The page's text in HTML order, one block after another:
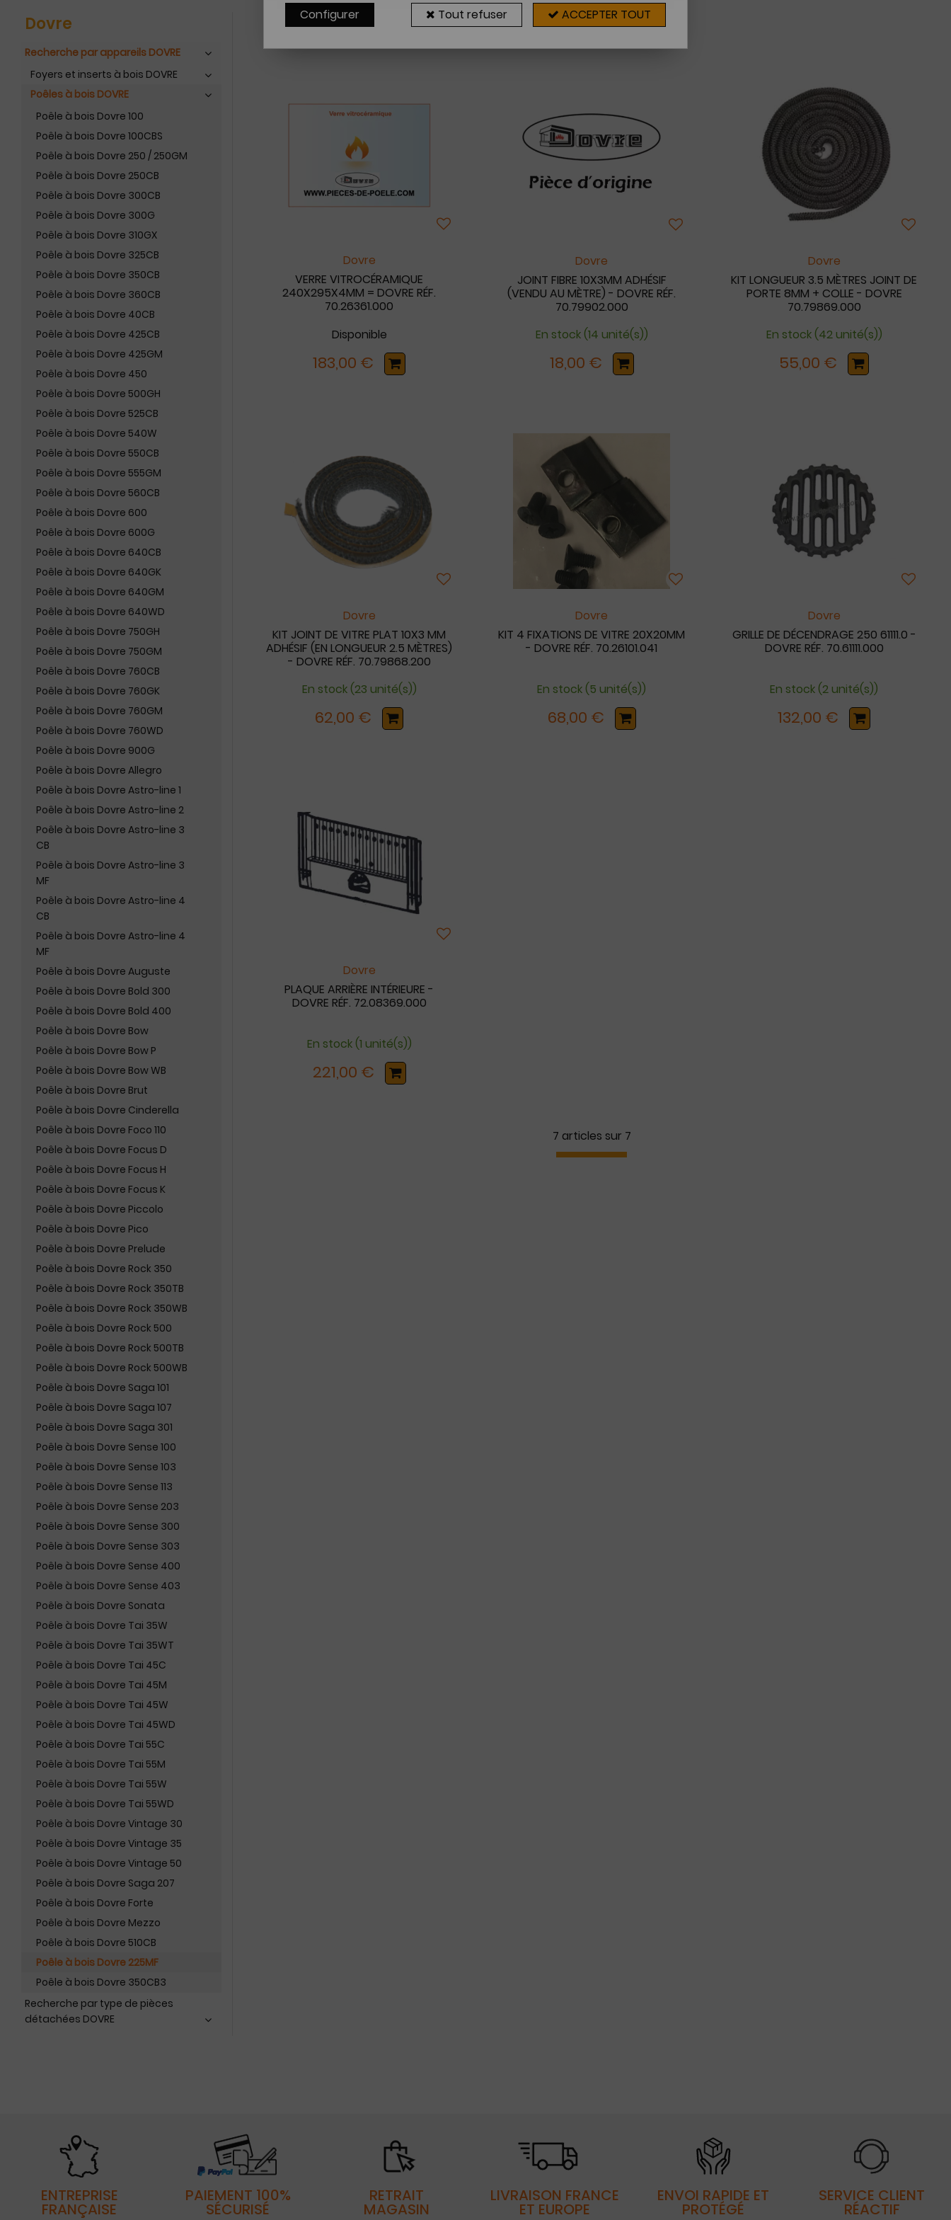
Dovre
Recherche par appareils DOVRE
Foyers et inserts à bois DOVRE
Poêles à bois DOVRE
Poêle à bois Dovre 100
Poêle à bois Dovre 100CBS
Poêle à bois Dovre 250 / 250GM
Poêle à bois Dovre 250CB
Poêle à bois Dovre 300CB
Poêle à bois Dovre 300G
Poêle à bois Dovre 310GX
Poêle à bois Dovre 325CB
Poêle à bois Dovre 350CB
Poêle à bois Dovre 360CB
Poêle à bois Dovre 40CB
Poêle à bois Dovre 425CB
Poêle à bois Dovre 425GM
Poêle à bois Dovre 450
Poêle à bois Dovre 500GH
Poêle à bois Dovre 525CB
Poêle à bois Dovre 540W
Poêle à bois Dovre 550CB
Poêle à bois Dovre 555GM
Poêle à bois Dovre 560CB
Poêle à bois Dovre 600
Poêle à bois Dovre 600G
Poêle à bois Dovre 640CB
Poêle à bois Dovre 640GK
Poêle à bois Dovre 640GM
Poêle à bois Dovre 640WD
Poêle à bois Dovre 750GH
Poêle à bois Dovre 750GM
Poêle à bois Dovre 760CB
Poêle à bois Dovre 760GK
Poêle à bois Dovre 760GM
Poêle à bois Dovre 760WD
Poêle à bois Dovre 900G
Poêle à bois Dovre Allegro
Poêle à bois Dovre Astro-line 1
Poêle à bois Dovre Astro-line 2
Poêle à bois Dovre Astro-line 3
CB
Poêle à bois Dovre Astro-line 3
MF
Poêle à bois Dovre Astro-line 4
CB
Poêle à bois Dovre Astro-line 4
MF
Poêle à bois Dovre Auguste
Poêle à bois Dovre Bold 300
Poêle à bois Dovre Bold 400
Poêle à bois Dovre Bow
Poêle à bois Dovre Bow P
Poêle à bois Dovre Bow WB
Poêle à bois Dovre Brut
Poêle à bois Dovre Cinderella
Poêle à bois Dovre Foco 110
Poêle à bois Dovre Focus D
Poêle à bois Dovre Focus H
Poêle à bois Dovre Focus K
Poêle à bois Dovre Piccolo
Poêle à bois Dovre Pico
Poêle à bois Dovre Prelude
Poêle à bois Dovre Rock 350
Poêle à bois Dovre Rock 350TB
Poêle à bois Dovre Rock 350WB
Poêle à bois Dovre Rock 500
Poêle à bois Dovre Rock 500TB
Poêle à bois Dovre Rock 500WB
Poêle à bois Dovre Saga 101
Poêle à bois Dovre Saga 107
Poêle à bois Dovre Saga 301
Poêle à bois Dovre Sense 100
Poêle à bois Dovre Sense 103
Poêle à bois Dovre Sense 113
Poêle à bois Dovre Sense 203
Poêle à bois Dovre Sense 300
Poêle à bois Dovre Sense 303
Poêle à bois Dovre Sense 400
Poêle à bois Dovre Sense 403
Poêle à bois Dovre Sonata
Poêle à bois Dovre Tai 35W
Poêle à bois Dovre Tai 35WT
Poêle à bois Dovre Tai 45C
Poêle à bois Dovre Tai 45M
Poêle à bois Dovre Tai 45W
Poêle à bois Dovre Tai 45WD
Poêle à bois Dovre Tai 55C
Poêle à bois Dovre Tai 55M
Poêle à bois Dovre Tai 55W
Poêle à bois Dovre Tai 55WD
Poêle à bois Dovre Vintage 30
Poêle à bois Dovre Vintage 35
Poêle à bois Dovre Vintage 50
Poêle à bois Dovre Saga 207
Poêle à bois Dovre Forte
Poêle à bois Dovre Mezzo
Poêle à bois Dovre 510CB
Poêle à bois Dovre 225MF
Poêle à bois Dovre 350CB3
Recherche par type de pièces
détachées DOVRE
7 articles sur7
Dovre
VERRE VITROCÉRAMIQUE
240X295X4MM = DOVRE RÉF.
70.26361.000
Disponible
183,00 €
Dovre
JOINT FIBRE 10X3MM ADHÉSIF
(VENDU AU MÈTRE) - DOVRE RÉF.
70.79902.000
En stock (14 unité(s))
18,00 €
Dovre
KIT LONGUEUR 3.5 MÈTRES JOINT DE
PORTE 8MM + COLLE - DOVRE
70.79869.000
En stock (42 unité(s))
55,00 €
Dovre
KIT JOINT DE VITRE PLAT 10X3 MM
ADHÉSIF (EN LONGUEUR 2.5 MÈTRES)
- DOVRE RÉF. 70.79868.200
En stock (23 unité(s))
62,00 €
Dovre
KIT 4 FIXATIONS DE VITRE 20X20MM
- DOVRE RÉF. 70.26101.041
En stock (5 unité(s))
68,00 €
Dovre
GRILLE DE DÉCENDRAGE 250 61111.0 -
DOVRE RÉF. 70.61111.000
En stock (2 unité(s))
132,00 €
Dovre
PLAQUE ARRIÈRE INTÉRIEURE -
DOVRE RÉF. 72.08369.000
En stock (1 unité(s))
221,00 €
7 articles sur 7
ENTREPRISE
FRANÇAISE
PAIEMENT 100%
SÉCURISÉ
RETRAIT
MAGASIN
LIVRAISON FRANCE
ET EUROPE
ENVOI RAPIDE ET
PROTÉGÉ
SERVICE CLIENT
RÉACTIF
Configurer Tout refuser ACCEPTER TOUT